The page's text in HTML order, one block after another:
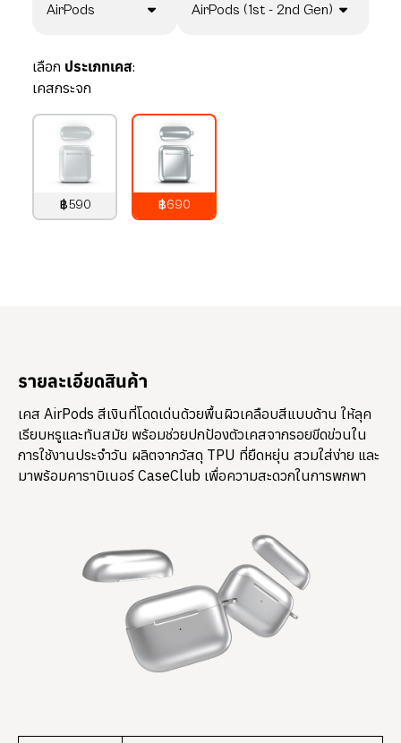
AirPods AirPods (1st - 2nd Gen)
เลือก ประเภทเคส:
เคสกระจก
฿590
฿690
รายละเอียดสินค้า
เคส AirPods สีเงินที่โดดเด่นด้วยพื้นผิวเคลือบสีแบบด้าน ให้ลุค
เรียบหรูและทันสมัย พร้อมช่วยปกป้องตัวเคสจากรอยขีดข่วนใน
การใช้งานประจำวัน ผลิตจากวัสดุ TPU ที่ยืดหยุ่น สวมใส่ง่าย และ
มาพร้อมคาราบิเนอร์ CaseClub เพื่อความสะดวกในการพกพา